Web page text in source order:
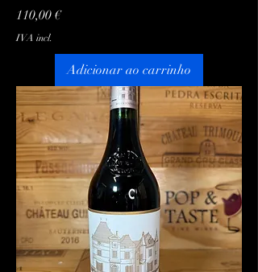
Preço
110,00 €
IVA incl.
Adicionar ao carrinho